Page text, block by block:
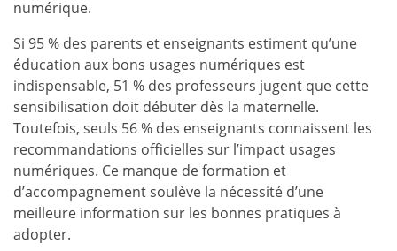
numérique.
Si 95 % des parents et enseignants estiment qu’une
éducation aux bons usages numériques est
indispensable, 51 % des professeurs jugent que cette
sensibilisation doit débuter dès la maternelle.
Toutefois, seuls 56 % des enseignants connaissent les
recommandations officielles sur l’impact usages
numériques. Ce manque de formation et
d’accompagnement soulève la nécessité d’une
meilleure information sur les bonnes pratiques à
adopter.